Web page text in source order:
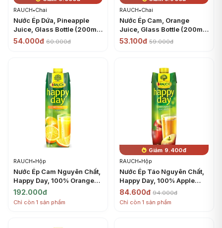
RAUCH•Chai
Nước Ép Dứa, Pineapple
Juice, Glass Bottle (200ml)
- RAUCH
54.000đ 60.000đ
RAUCH•Chai
Nước Ép Cam, Orange
Juice, Glass Bottle (200ml)
- RAUCH
53.100đ 59.000đ
RAUCH•Hộp
Nước Ép Cam Nguyên Chất,
Happy Day, 100% Orange
Juice (1L) - RAUCH
192.000đ
Chỉ còn 1 sản phẩm
Giảm 9.400đ
RAUCH•Hộp
Nước Ép Táo Nguyên Chất,
Happy Day, 100% Apple
Juice (1L) - RAUCH
84.600đ 94.000đ
Chỉ còn 1 sản phẩm